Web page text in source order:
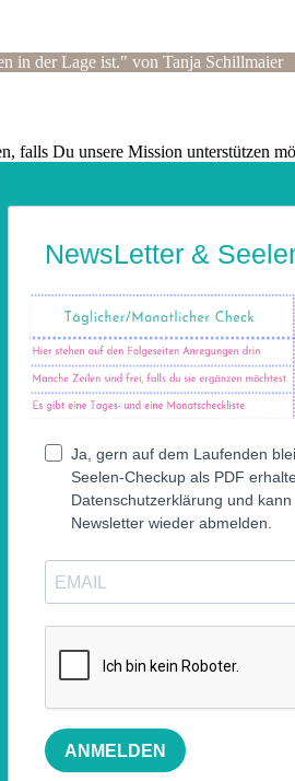
in der Lage ist." von Tanja Schillmaier
falls Du unsere Mission unterstützen